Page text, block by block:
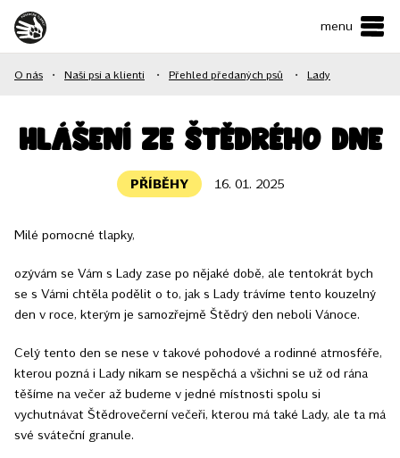
menu
O NÁS
NAŠE SLUŽBY
JAK MŮŽETE POMOCI?
E-shop
O nás • Naši psi a klienti • Přehled předaných psů • Lady
Hlášení ze Štědrého dne
PŘÍBĚHY 16. 01. 2025
Milé pomocné tlapky,
ozývám se Vám s Lady zase po nějaké době, ale tentokrát bych
se s Vámi chtěla podělit o to, jak s Lady trávíme tento kouzelný
den v roce, kterým je samozřejmě Štědrý den neboli Vánoce.
Celý tento den se nese v takové pohodové a rodinné atmosféře,
kterou pozná i Lady nikam se nespěchá a všichni se už od rána
těšíme na večer až budeme v jedné místnosti spolu si
vychutnávat Štědrovečerní večeři, kterou má také Lady, ale ta má
své sváteční granule.